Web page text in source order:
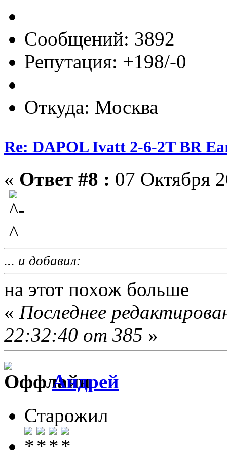
Сообщений: 3892
Репутация: +198/-0
Откуда: Москва
Re: DAPOL Ivatt 2-6-2T BR
« Ответ #8 : 07 Октября
... и добавил:
на этот похож больше
« Последнее
22:32:40 от 385 »
Андрей
Старожил